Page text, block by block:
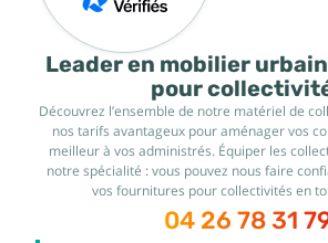
Leader en mobilier
pour
Découvrez l’ensemble de notre matériel de
nos tarifs avantageux pour aménager vos
meilleur à vos administrés. Équiper les
notre spécialité : vous pouvez nous faire
vos fournitures pour collectivités en
04 26 78 31